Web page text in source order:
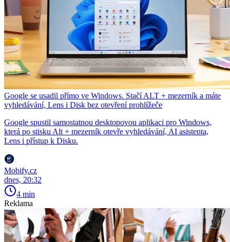
Google se usadil přímo ve Windows. Stačí ALT + mezerník a máte
vyhledávání, Lens i Disk bez otevření prohlížeče
Google spustil samostatnou desktopovou aplikaci pro Windows,
která po stisku Alt + mezerník otevře vyhledávání, AI asistenta,
Lens i přístup k Disku.
Mobify.cz
dnes, 20:32
4 min
Reklama